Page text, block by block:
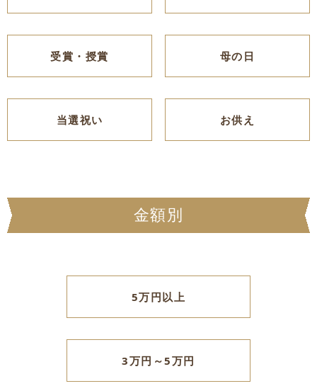
受賞・授賞 母の日
当選祝い お供え
金額別
5万円以上
3万円～5万円